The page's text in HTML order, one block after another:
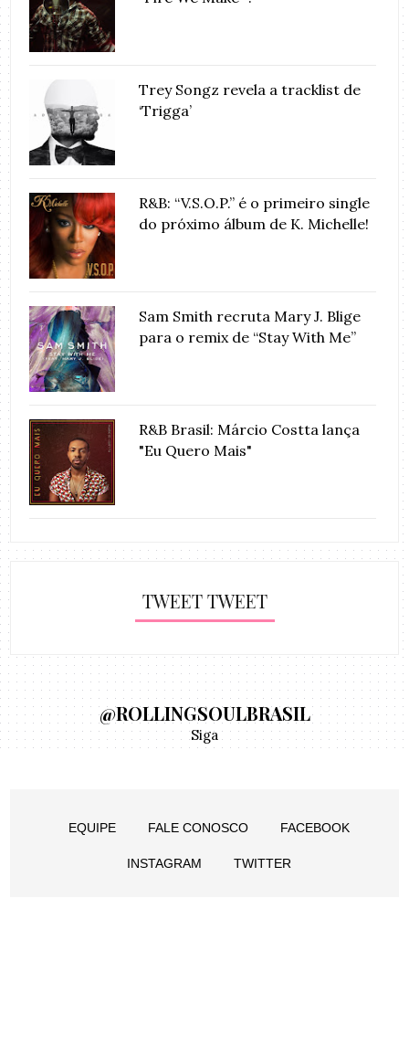
Trey Songz revela a tracklist de
‘Trigga’
R&B: “V.S.O.P.” é o primeiro single
do próximo álbum de K. Michelle!
Sam Smith recruta Mary J. Blige
para o remix de “Stay With Me”
R&B Brasil: Márcio Costta lança
"Eu Quero Mais"
TWEET TWEET
@ROLLINGSOULBRASIL
Siga
EQUIPE FALE CONOSCO FACEBOOK
INSTAGRAM TWITTER